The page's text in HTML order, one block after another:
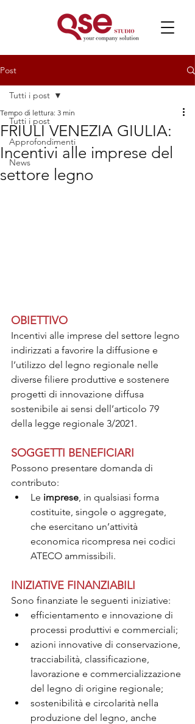
Post
Tutti i post
Approfondimenti
News
Tutti i post
FRIULI VENEZIA GIULIA:
Incentivi alle imprese del
settore legno
Tempo di lettura: 3 min
OBIETTIVO
Incentivi alle imprese del settore legno
indirizzati a favorire la diffusione e
l’utilizzo del legno regionale nelle
diverse filiere produttive e sostenere
progetti di innovazione diffusa
sostenibile ai sensi dell’articolo 79
della legge regionale 3/2021.
SOGGETTI BENEFICIARI
Possono presentare domanda di
contributo:
Le imprese , in qualsiasi forma
costituite, singole o aggregate,
che esercitano un’attività
economica ricompresa nei codici
ATECO ammissibili.
INIZIATIVE FINANZIABILI
Sono finanziate le seguenti iniziative:
efficientamento e innovazione di
processi produttivi e commerciali;
azioni innovative di conservazione,
tracciabilità, classificazione,
lavorazione e commercializzazione
del legno di origine regionale;
sostenibilità e circolarità nella
produzione del legno, anche